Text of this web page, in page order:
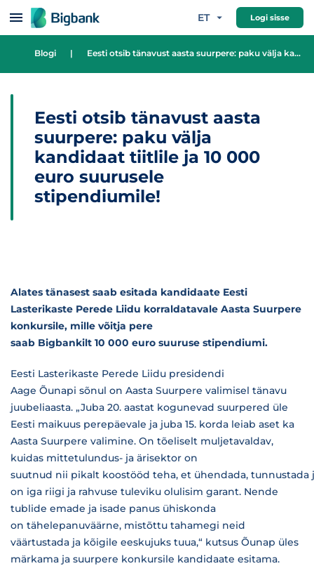
Hüppa sisu juurde ET Logi sisse
Blogi | Eesti otsib tänavust aasta suurpere: paku välja kandidaat tiitlile ja 10 000 euro suurusele stipendiumile!
Eesti otsib tänavust aasta
suurpere: paku välja
kandidaat tiitlile ja 10 000
euro suurusele
stipendiumile!
Alates tänasest saab esitada kandidaate Eesti
Lasterikaste Perede Liidu korraldatavale Aasta Suurpere
konkursile, mille võitja pere
saab Bigbankilt 10 000 euro suuruse stipendiumi.
Eesti Lasterikaste Perede Liidu presidendi
Aage Õunapi sõnul on Aasta Suurpere valimisel tänavu
juubeliaasta. „Juba 20. aastat kogunevad suurpered üle
Eesti maikuus perepäevale ja juba 15. korda leiab aset ka
Aasta Suurpere valimine. On tõeliselt muljetavaldav,
kuidas mittetulundus- ja ärisektor on
suutnud nii pikalt koostööd teha, et ühendada, tunnustada
on iga riigi ja rahvuse tuleviku olulisim garant. Nende
tublide emade ja isade panus ühiskonda
on tähelepanuväärne, mistõttu tahamegi neid
väärtustada ja kõigile eeskujuks tuua,“ kutsus Õunap üles
märkama ja suurpere konkursile kandidaate esitama.